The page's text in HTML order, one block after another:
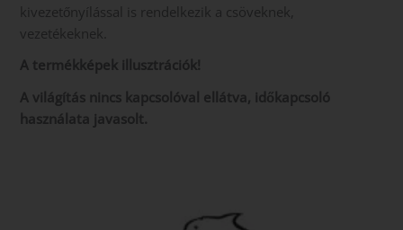
kivezetőnyílással is rendelkezik a csöveknek,
vezetékeknek.
A termékképek illusztrációk!
A világítás nincs kapcsolóval ellátva, időkapcsoló
használata javasolt.